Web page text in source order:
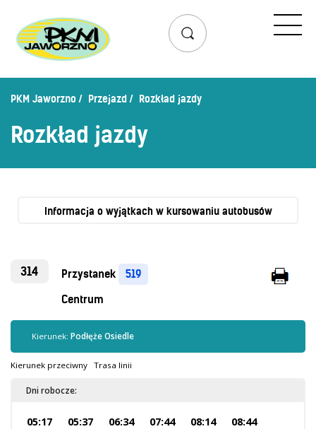
Przejazd
Lista przystanków
Zaplanuj podróż – wyszukiwarka połączeń
Mapa przystanków i połączeń
Schemat linii nocnych
Bilety
Uprawnienia do ulg
Regulamin przewozów
Honorowanie biletów ZK„KM”
Sprzedaż biletów u kierowców
Sklep internetowy
PKM Jaworzno Przejazd Rozkład jazdy
Rozkład jazdy
Informacja o wyjątkach w kursowaniu autobusów
314 Przystanek 519
Centrum
Kierunek: Podłęże Osiedle
Kierunek przeciwny Trasa linii
Dni robocze:
05:17 05:37 06:34 07:44 08:14
08:44